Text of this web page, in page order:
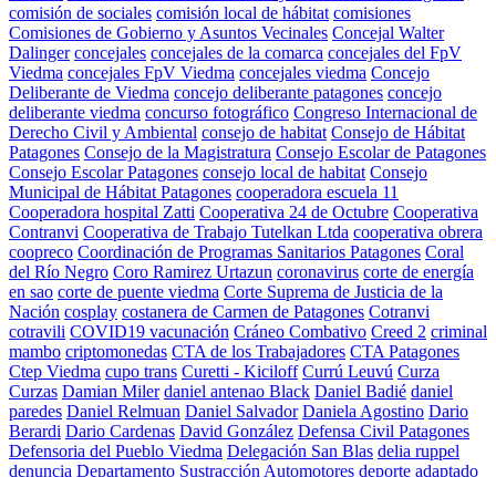
comisión de sociales comisión local de hábitat comisiones
Comisiones de Gobierno y Asuntos Vecinales Concejal Walter
Dalinger concejales concejales de la comarca concejales del FpV
Viedma concejales FpV Viedma concejales viedma Concejo
Deliberante de Viedma concejo deliberante patagones concejo
deliberante viedma concurso fotográfico Congreso Internacional de
Derecho Civil y Ambiental consejo de habitat Consejo de Hábitat
Patagones Consejo de la Magistratura Consejo Escolar de Patagones
Consejo Escolar Patagones consejo local de habitat Consejo
Municipal de Hábitat Patagones cooperadora escuela 11
Cooperadora hospital Zatti Cooperativa 24 de Octubre Cooperativa
Contranvi Cooperativa de Trabajo Tutelkan Ltda cooperativa obrera
coopreco Coordinación de Programas Sanitarios Patagones Coral
del Río Negro Coro Ramirez Urtazun coronavirus corte de energía
en sao corte de puente viedma Corte Suprema de Justicia de la
Nación cosplay costanera de Carmen de Patagones Cotranvi
cotravili COVID19 vacunación Cráneo Combativo Creed 2 criminal
mambo criptomonedas CTA de los Trabajadores CTA Patagones
Ctep Viedma cupo trans Curetti - Kiciloff Currú Leuvú Curza
Curzas Damian Miler daniel antenao Black Daniel Badié daniel
paredes Daniel Relmuan Daniel Salvador Daniela Agostino Dario
Berardi Dario Cardenas David González Defensa Civil Patagones
Defensoria del Pueblo Viedma Delegación San Blas delia ruppel
denuncia Departamento Sustracción Automotores deporte adaptado